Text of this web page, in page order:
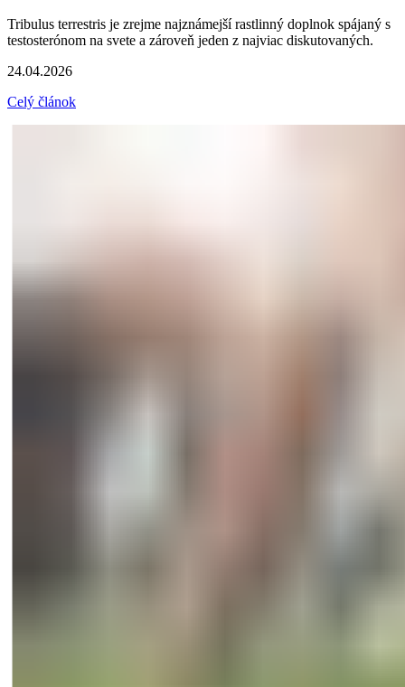
Tribulus terrestris je zrejme najznámejší rastlinný doplnok spájaný s
testosterónom na svete a zároveň jeden z najviac diskutovaných.
24.04.2026
Celý článok